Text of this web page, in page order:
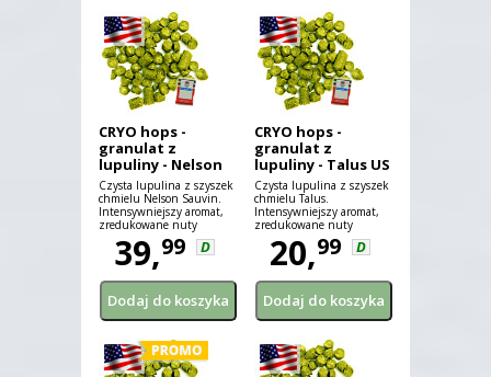
CRYO hops -
granulat z
lupuliny - Nelson
Sauvin NZ 25 g
Czysta lupulina z szyszek
chmielu Nelson Sauvin.
Intensywniejszy aromat,
zredukowane nuty
39,99 D
CRYO hops -
granulat z
lupuliny - Talus US
25 g
Czysta lupulina z szyszek
chmielu Talus.
Intensywniejszy aromat,
zredukowane nuty
20,99 D